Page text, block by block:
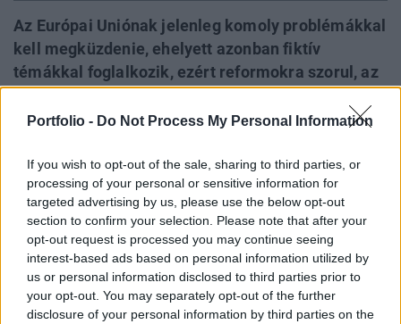
Portfolio - Do Not Process My Personal Information
If you wish to opt-out of the sale, sharing to third parties, or
processing of your personal or sensitive information for
targeted advertising by us, please use the below opt-out
section to confirm your selection. Please note that after your
opt-out request is processed you may continue seeing
interest-based ads based on personal information utilized by
us or personal information disclosed to third parties prior to
your opt-out. You may separately opt-out of the further
disclosure of your personal information by third parties on the
Az Európai Uniónak jelenleg komoly problémákkal
kell megküzdenie, ehelyett azonban fiktív
témákkal foglalkozik, ezért reformokra szorul, az
közölte csütörtöki varsói sajtóértekezletén Beata
A miniszterelnököt azzal kapcsolatosan kérdezték, hogy az
Európai Parlament (EP) jövő szerdára plenáris ülésének
napirendjére tűzte a Lengyelországról szóló újabb vitát. A
szocialisták, valamint az Európai Egyesült Baloldal frakciói
által kezdeményezett vita azzal függ össze, hogy a lengyel
parlament múlt héten részletes vitára bocsátotta a teljes
abortusztilalomról...